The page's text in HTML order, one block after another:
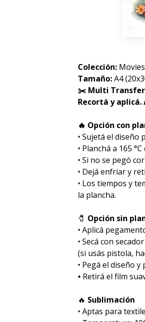
Colección:
Tamaño:A4
✂️ Multi Transfer
Recortá y aplicá.
🔥 Opción con
• Sujetá el diseño
• Planchá a 165
• Si no se pegó
• Dejá enfriar y
• Los tiempos y
la plancha.
🧷 Opción sin
• Aplicá
• Secá con
(si usás pistola,
• Pegá el diseño
• Retirá el film
🔥 Sublimación
•⁠ ⁠Aptas para